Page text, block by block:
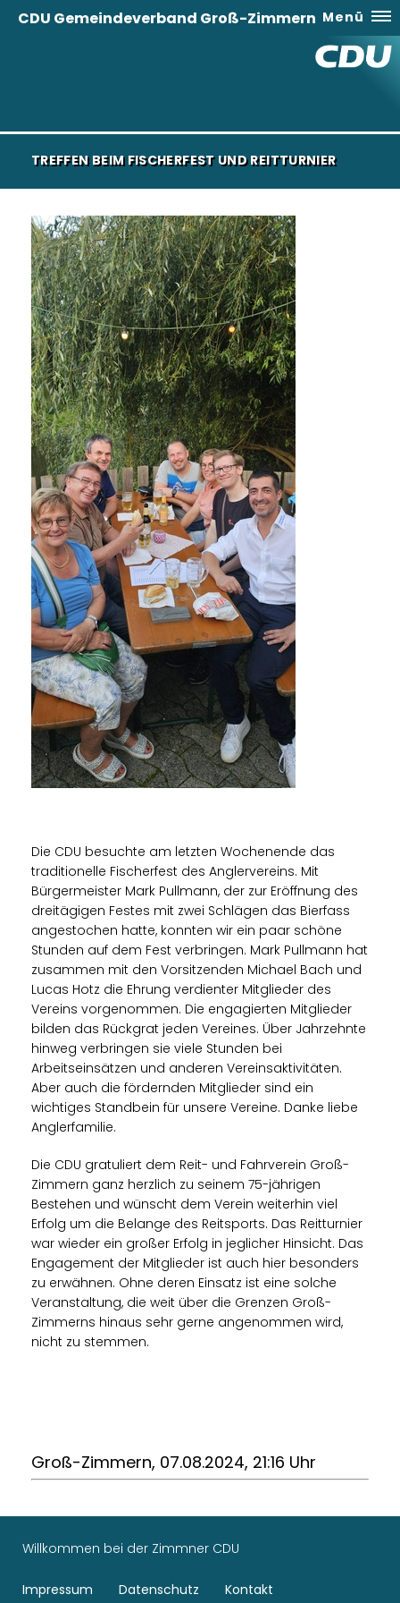
CDU Gemeindeverband Groß-Zimmern Menü
TREFFEN BEIM FISCHERFEST UND REITTURNIER
Die CDU besuchte am letzten Wochenende das
traditionelle Fischerfest des Anglervereins. Mit
Bürgermeister Mark Pullmann, der zur Eröffnung des
dreitägigen Festes mit zwei Schlägen das Bierfass
angestochen hatte, konnten wir ein paar schöne
Stunden auf dem Fest verbringen. Mark Pullmann hat
zusammen mit den Vorsitzenden Michael Bach und
Lucas Hotz die Ehrung verdienter Mitglieder des
Vereins vorgenommen. Die engagierten Mitglieder
bilden das Rückgrat jeden Vereines. Über Jahrzehnte
hinweg verbringen sie viele Stunden bei
Arbeitseinsätzen und anderen Vereinsaktivitäten.
Aber auch die fördernden Mitglieder sind ein
wichtiges Standbein für unsere Vereine. Danke liebe
Anglerfamilie.
Die CDU gratuliert dem Reit- und Fahrverein Groß-
Zimmern ganz herzlich zu seinem 75-jährigen
Bestehen und wünscht dem Verein weiterhin viel
Erfolg um die Belange des Reitsports. Das Reitturnier
war wieder ein großer Erfolg in jeglicher Hinsicht. Das
Engagement der Mitglieder ist auch hier besonders
zu erwähnen. Ohne deren Einsatz ist eine solche
Veranstaltung, die weit über die Grenzen Groß-
Zimmerns hinaus sehr gerne angenommen wird,
nicht zu stemmen.
Groß-Zimmern, 07.08.2024, 21:16 Uhr
Willkommen bei der Zimmner CDU
Impressum Datenschutz Kontakt